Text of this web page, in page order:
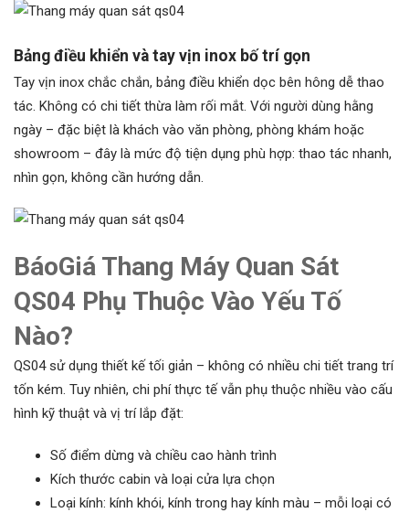
Bảng điều khiển và tay vịn inox bố trí gọn
Tay vịn inox chắc chắn, bảng điều khiển dọc bên hông dễ thao
tác. Không có chi tiết thừa làm rối mắt. Với người dùng hằng
ngày – đặc biệt là khách vào văn phòng, phòng khám hoặc
showroom – đây là mức độ tiện dụng phù hợp: thao tác nhanh,
nhìn gọn, không cần hướng dẫn.
BáoGiá Thang Máy Quan Sát
QS04 Phụ Thuộc Vào Yếu Tố
Nào?
QS04 sử dụng thiết kế tối giản – không có nhiều chi tiết trang trí
tốn kém. Tuy nhiên, chi phí thực tế vẫn phụ thuộc nhiều vào cấu
hình kỹ thuật và vị trí lắp đặt:
Số điểm dừng và chiều cao hành trình
Kích thước cabin và loại cửa lựa chọn
Loại kính: kính khói, kính trong hay kính màu – mỗi loại có